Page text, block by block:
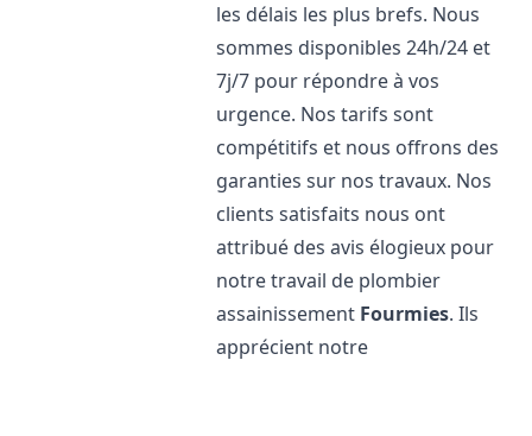
les délais les plus brefs. Nous
sommes disponibles 24h/24 et
7j/7 pour répondre à vos
urgence. Nos tarifs sont
compétitifs et nous offrons des
garanties sur nos travaux. Nos
clients satisfaits nous ont
attribué des avis élogieux pour
notre travail de plombier
assainissement Fourmies. Ils
apprécient notre